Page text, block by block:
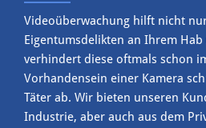
Videoüberwachung hilft nicht
Eigentumsdelikten an Ihrem
verhindert diese oftmals schon
Vorhandensein einer Kamera
Täter ab. Wir bieten unseren
Industrie, aber auch aus dem